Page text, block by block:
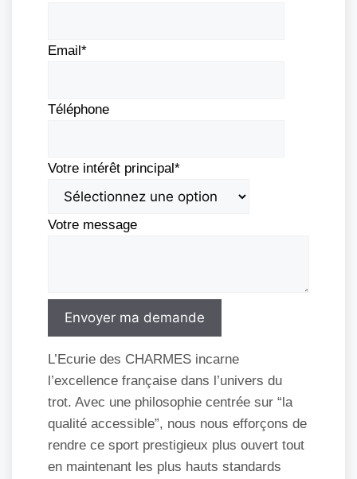
Email*
Téléphone
Votre intérêt principal*
Votre message
Envoyer ma demande
L’Ecurie des CHARMES incarne
l’excellence française dans l’univers du
trot. Avec une philosophie centrée sur “la
qualité accessible”, nous nous efforçons de
rendre ce sport prestigieux plus ouvert tout
en maintenant les plus hauts standards